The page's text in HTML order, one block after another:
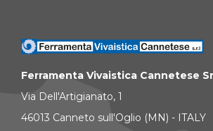
Ferramenta Vivaistica Cannetese
Via Dell'Artigianato, 1
46013 Canneto sull'Oglio (MN) - ITALY